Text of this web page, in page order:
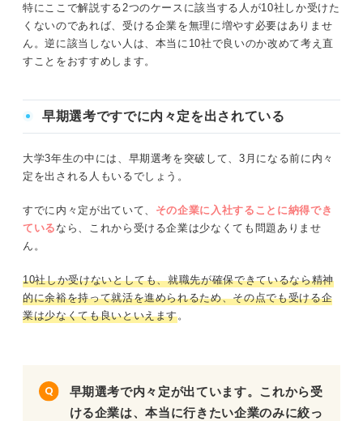
特にここで解説する2つのケースに該当する人が10社しか受けた
くないのであれば、受ける企業を無理に増やす必要はありませ
ん。逆に該当しない人は、本当に10社で良いのか改めて考え直
すことをおすすめします。
早期選考ですでに内々定を出されている
大学3年生の中には、早期選考を突破して、3月になる前に内々
定を出される人もいるでしょう。
すでに内々定が出ていて、 その企業に入社することに納得でき
ている なら、これから受ける企業は少なくても問題ありませ
ん。
10社しか受けないとしても、就職先が確保できているなら精神
的に余裕を持って就活を進められるため、その点でも受ける企
業は少なくても良いといえます。
早期選考で内々定が出ています。これから受
ける企業は、本当に行きたい企業のみに絞っ